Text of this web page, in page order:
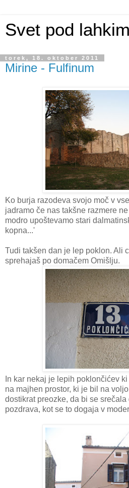
Svet pod
torek, 18. oktober 2011
Mirine - Fulfinum
Ko burja razodeva svojo moč v
jadramo če nas takšne razmere
modro upoštevamo stari
kopna...'
Tudi takšen dan je lep poklon. Ali
sprehajaš po domačem Omišlju.
In kar nekaj je lepih poklončićev
na majhen prostor, ki je bil na
dostikrat preozke, da bi se srečala
pozdrava, kot se to dogaja v